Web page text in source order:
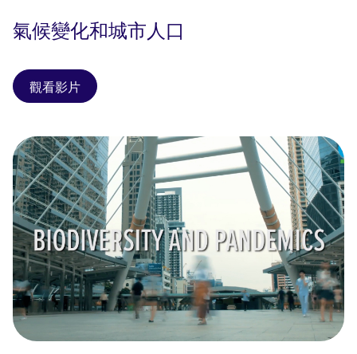
氣候變化和城市人口
觀看影片